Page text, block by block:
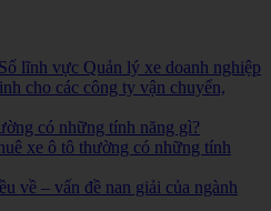
lĩnh vực Quản lý xe doanh nghiệp
cho các công ty vận chuyển,
có những tính năng gì?
xe ô tô thường có những tính
về – vấn đề nan giải của ngành